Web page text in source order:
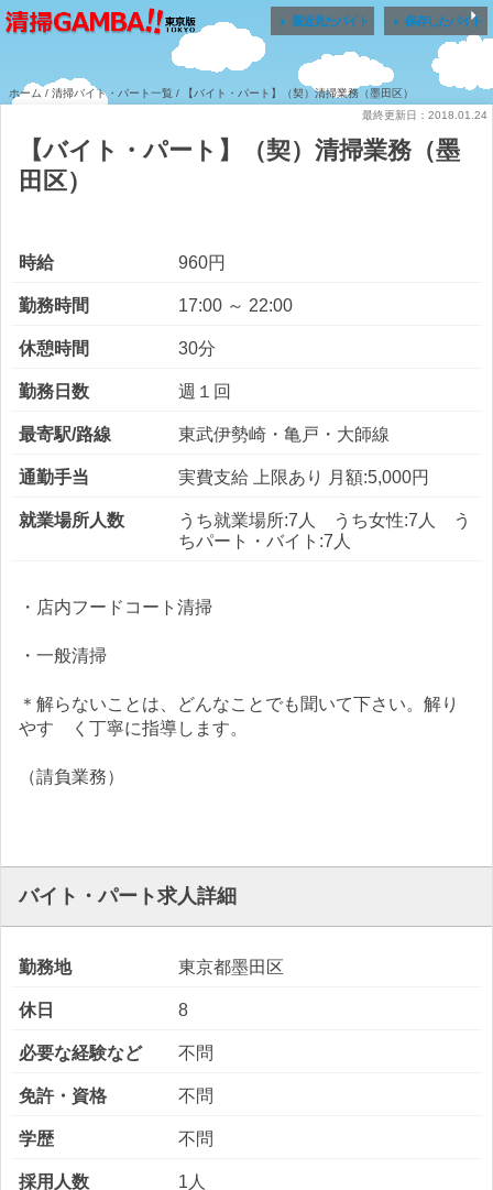
 最近見たバイト  保存したバイト
ホーム / 清掃バイト・パート一覧 / 【バイト・パート】（契）清掃業務（墨田区）
最終更新日：2018.01.24
【バイト・パート】（契）清掃業務（墨
田区）
時給 960円
勤務時間 17:00 ～ 22:00
休憩時間 30分
勤務日数 週１回
最寄駅/路線 東武伊勢崎・亀戸・大師線
通勤手当 実費支給 上限あり 月額:5,000円
就業場所人数
うち就業場所:7人 うち女性:7人 う
ちパート・バイト:7人
・店内フードコート清掃
・一般清掃
＊解らないことは、どんなことでも聞いて下さい。解り
やす く丁寧に指導します。
（請負業務）
バイト・パート求人詳細
勤務地 東京都墨田区
休日 8
必要な経験など 不問
免許・資格 不問
学歴 不問
採用人数 1人